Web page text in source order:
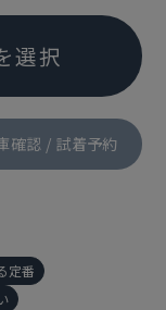
選択
定番